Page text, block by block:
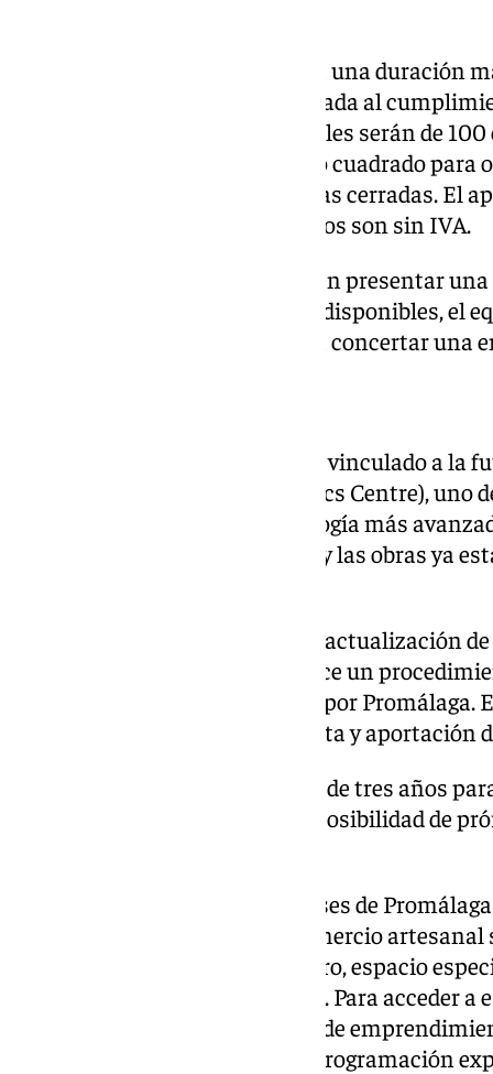
El periodo de incubación tendrá una duración
prórroga automática condicionada al
adquiridas. Los precios mensuales serán de
coworking, de 9 euros por metro cuadrado
por metro cuadrado para oficinas cerradas. El
50 euros al mes. Todos los precios son sin IVA.
Quienes estén interesados deben presentar
nucleomalaga.es. Si hay plazas disponibles, el
contacto con el solicitante para concertar una
Este espacio está directamente vinculado a la
(Interuniversity Microelectronics Centre), uno
microelectrónica y nanotecnología más
sede del IMEC fuera de Bélgica, y las obras ya
El consejo también abordará la actualización
Incubadoras (RMI), que establece un
distintos espacios gestionados por
en tres fases: solicitud, entrevista y aportación
Los plazos de incubación serán de tres años
años para naves y locales, con posibilidad de
Se actualizarán también las bases de
orientada a la artesanía y el comercio
las de Promálaga Casa de Socorro, espacio
en la plaza de Doña Trinidad, 12. Para acceder
deberán presentar un proyecto de
una propuesta de actividades, programación